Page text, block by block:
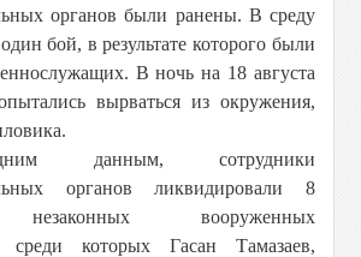
органов были ранены. В среду
бой, в результате которого были
В ночь на 18 августа
вырваться из окружения,
данным, сотрудники
органов ликвидировали 8
незаконных вооруженных
среди которых Гасан Тамазаев,